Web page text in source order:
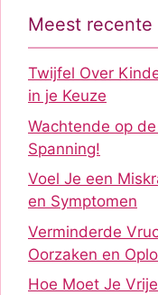
Meest
Twijfel Over
in je Keuze
Wachtende op
Spanning!
Voel Je een
en Symptomen
Verminderde
Oorzaken en
Hoe Moet Je